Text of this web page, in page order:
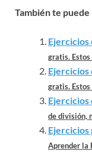
También te
Ejercicios
gratis.
Ejercicios
gratis.
Ejercicios
de división,
Ejercicios
Aprender la